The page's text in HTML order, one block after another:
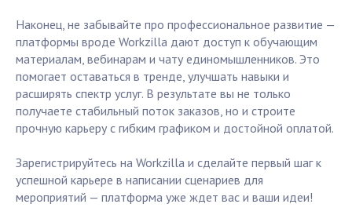
Наконец, не забывайте про профессиональное развитие —
платформы вроде Workzilla дают доступ к обучающим
материалам, вебинарам и чату единомышленников. Это
помогает оставаться в тренде, улучшать навыки и
расширять спектр услуг. В результате вы не только
получаете стабильный поток заказов, но и строите
прочную карьеру с гибким графиком и достойной оплатой.
Зарегистрируйтесь на Workzilla и сделайте первый шаг к
успешной карьере в написании сценариев для
мероприятий — платформа уже ждет вас и ваши идеи!